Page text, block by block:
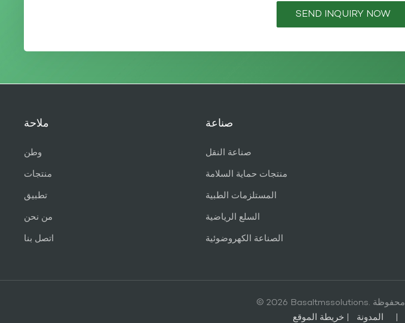
SEND INQUIRY NOW
ملاحة
وطن
منتجات
تطبيق
من نحن
اتصل بنا
صناعة
صناعة النقل
منتجات حماية السلامة
المستلزمات الطبية
السلع الرياضية
الصناعة الكهروضوئية
المدونة